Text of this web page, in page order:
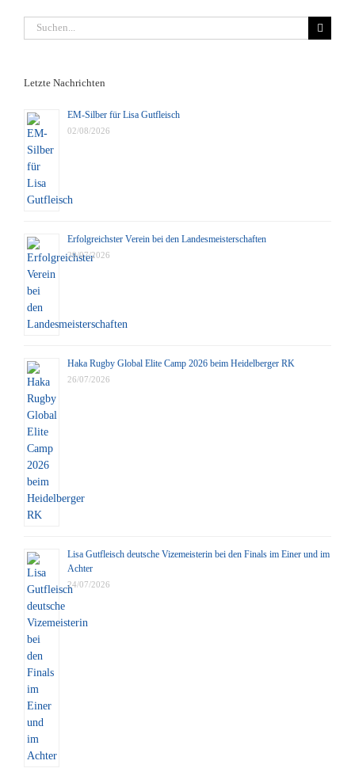
Suche
nach:
Letzte Nachrichten
EM-Silber für Lisa Gutfleisch
02/08/2026
Erfolgreichster Verein bei den Landesmeisterschaften
29/07/2026
Haka Rugby Global Elite Camp 2026 beim Heidelberger RK
26/07/2026
Lisa Gutfleisch deutsche Vizemeisterin bei den Finals im Einer und im
Achter
24/07/2026